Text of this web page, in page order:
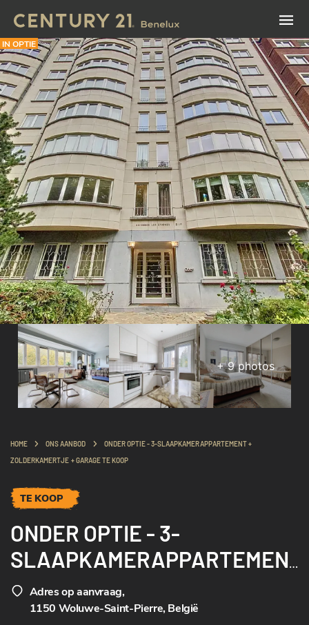
IN OPTIE
+9photos
HOME ONS AANBOD
ONDER OPTIE - 3-SLAAPKAMERAPPARTEMENT +
ZOLDERKAMERTJE + GARAGE TE KOOP
TE KOOP
ONDER OPTIE - 3-
SLAAPKAMERAPPARTEMEN
T + ZOLDERKAMERTJE +
GARAGE TE KOOP
Adres op aanvraag,
1150 Woluwe-Saint-Pierre, België